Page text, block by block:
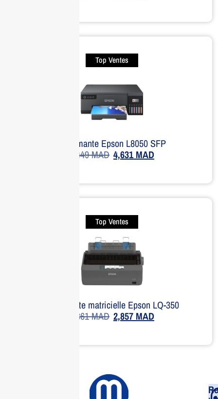
Top Ventes
Imprimante Epson L8050 SFP
5,449MAD 4,631MAD
Top Ventes
Imprimante matricielle Epson LQ-350
3,361MAD 2,857 MAD